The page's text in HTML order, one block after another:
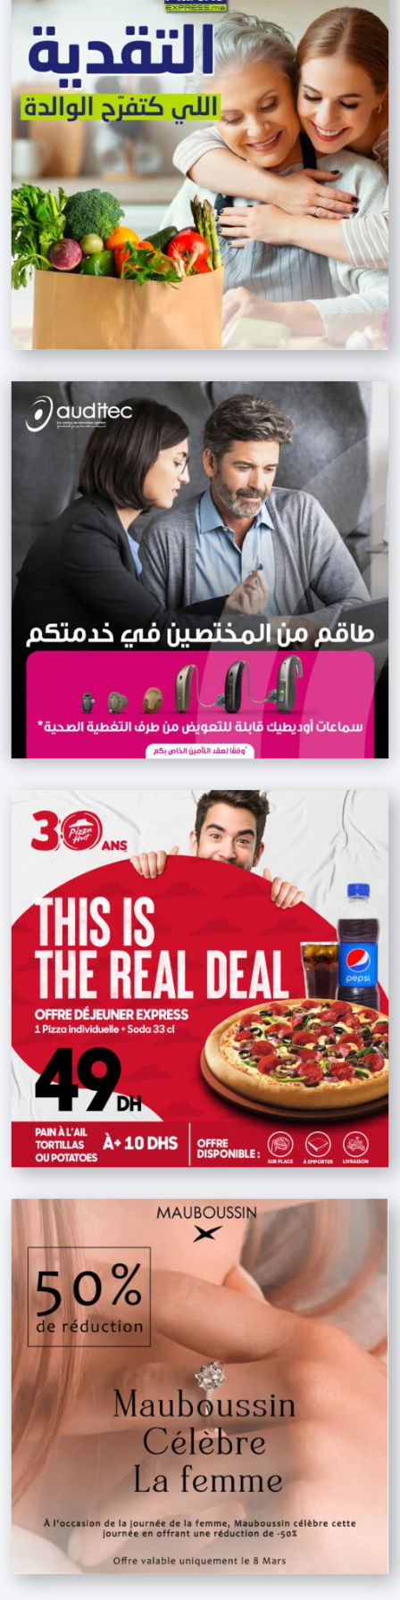
dévouement et leur bon travail.
Travailler avec cette équipe a été
une expérience exceptionnelle, et je
les recommande vivement ! La
réactivité et le professionnalisme de
cette agence en font un choix
incontournable. Agence qui se
distingue par son expérience et son
professionnalisme, je la
recommande sans hésitation. Une
équipe au top ! Leur engagement et
leur expertise sont remarquables. Je
suis heureux de collaborer avec
l'équipe d'ecomGrowth, leur sérieux
et leur expérience sont
impressionnants." Je ne peux que
recommander cette agence, leur
travail et leur dévouement sont
impressionnants. J'ai été
entièrement satisfait de leur service,
je les recommande les yeux fermés !
Merci beaucoup Merci beaucoup Eco
Growth pour leur engagement sans
faille et la qualité de leur travail, je
les recommande vivement.